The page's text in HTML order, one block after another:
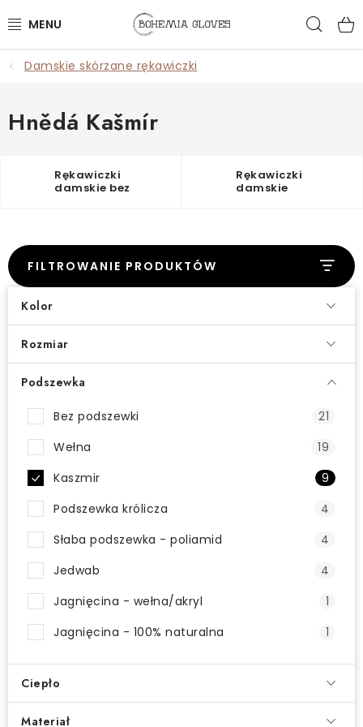
do
KOBIETY
MĘŻCZYŹNI
🎁PREZENTY
OUTLET
WSZYSTKIE PRODUKTY
Wysyłka i płatność Zwroty i wymiany
O zakupie
Kontakt
Damskie skórzane rękawiczki
Hnědá Kašmír
Rękawiczki
damskie bez
Rękawiczki
damskie
FILTROWANIE PRODUKTÓW
Kolor
Rozmiar
Podszewka
Bez podszewki
21
Wełna
19
Kaszmir
9
Podszewka królicza
4
Słaba podszewka - poliamid
4
Jedwab
4
Jagnięcina - wełna/akryl
1
Jagnięcina - 100% naturalna
1
Ciepło
Materiał